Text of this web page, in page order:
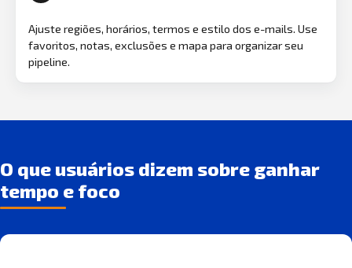
Ajuste regiões, horários, termos e estilo dos e-mails. Use
favoritos, notas, exclusões e mapa para organizar seu
pipeline.
O que usuários dizem sobre ganhar
tempo e foco